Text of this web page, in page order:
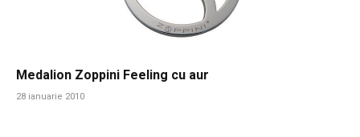
Medalion Zoppini Feeling cu aur
28 ianuarie 2010